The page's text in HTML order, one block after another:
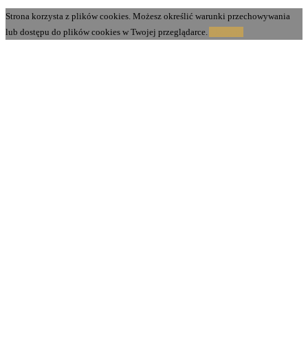
Strona korzysta z plików cookies. Możesz określić warunki przechowywania
lub dostępu do plików cookies w Twojej przeglądarce.